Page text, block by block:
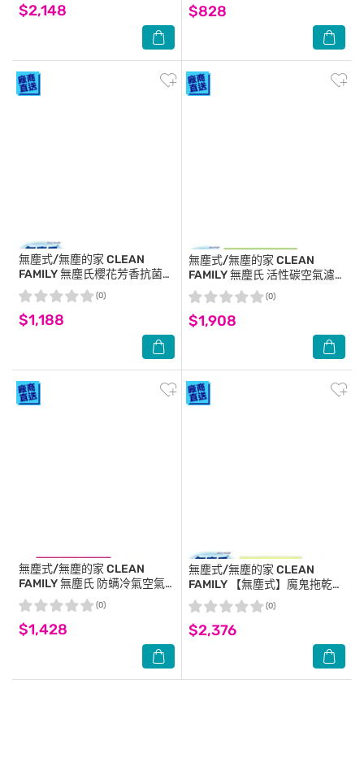
$2,148 $828
無塵式/無塵的家 CLEAN
FAMILY無塵氏櫻花芳香抗菌擦
拭布50枚*12包/箱-箱購
$1,188
(0)
無塵式/無塵的家 CLEAN
FAMILY無塵氏 活性碳空氣濾
網 (60cm*38cm*12pcs/箱)-箱
購
$1,908
(0)
無塵式/無塵的家 CLEAN
FAMILY無塵氏 防螨冷氣空氣
濾網 (37cm*60cm*12盒/箱)-
箱購
$1,428
(0)
無塵式/無塵的家 CLEAN
FAMILY 【無塵式】魔鬼拖乾溼
二用除塵拖把-補充包(8枚x24
包/箱)-箱購
$2,376
(0)